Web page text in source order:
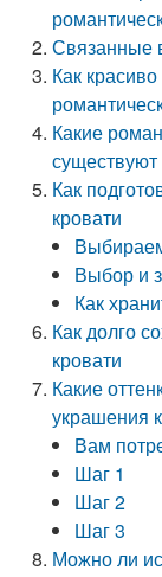
Связанные
Как
Какие
существуют
Как
кровати
Выбор и
Как
Как долго
кровати
Какие
украшения
Вам
Шаг 1
Шаг 2
Шаг 3
Можно ли